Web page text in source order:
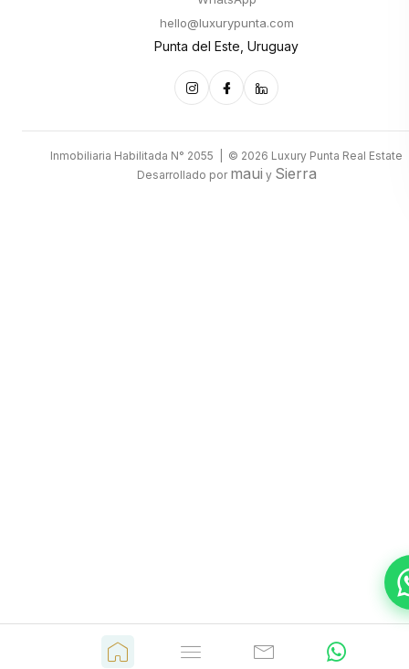
hello@luxurypunta.com
Punta del Este, Uruguay
Inmobiliaria Habilitada N° 2055 | © 2026 Luxury Punta Real Estate
Desarrollado por maui y Sierra